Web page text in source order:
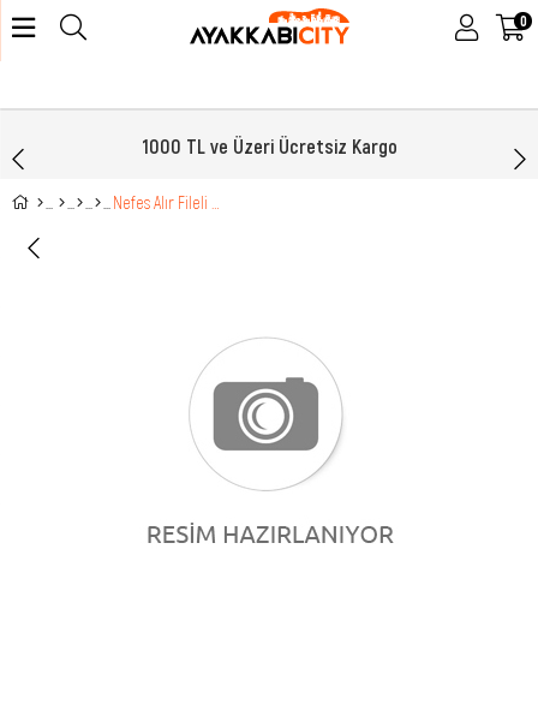
0
1000 TL ve Üzeri Ücretsiz Kargo